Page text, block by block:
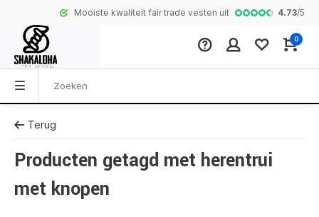
Mooiste kwaliteit fair trade vesten uit Nepal Complete
4.73/5
0
Terug
Producten getagd met herentrui
met knopen